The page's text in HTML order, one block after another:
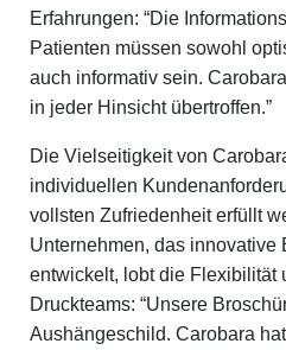
Erfahrungen: “Die
Patienten müssen sowohl
auch informativ sein.
in jeder Hinsicht übertroffen.”
Die Vielseitigkeit von
individuellen
vollsten Zufriedenheit erfüllt
Unternehmen, das innovative
entwickelt, lobt die Flexibilität
Druckteams: “Unsere
Aushängeschild. Carobara